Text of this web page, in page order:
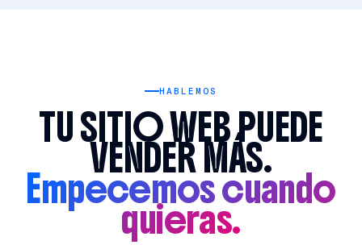
HABLEMOS
TU SITIO WEB PUEDE
VENDER MÁS.
Empecemos cuando
quieras.